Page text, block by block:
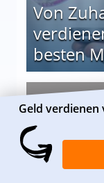
Von
besten
die 15 besten
Geld verdienen